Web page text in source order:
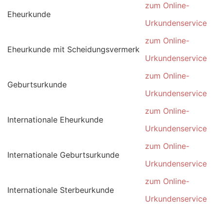
Eheurkunde
zum Online-
Urkundenservice
Eheurkunde mit Scheidungsvermerk
zum Online-
Urkundenservice
Geburtsurkunde
zum Online-
Urkundenservice
Internationale Eheurkunde
zum Online-
Urkundenservice
Internationale Geburtsurkunde
zum Online-
Urkundenservice
Internationale Sterbeurkunde
zum Online-
Urkundenservice